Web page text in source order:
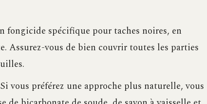
fongicide spécifique pour taches noires, en
Assurez-vous de bien couvrir toutes les parties
vous préférez une approche plus naturelle, vous